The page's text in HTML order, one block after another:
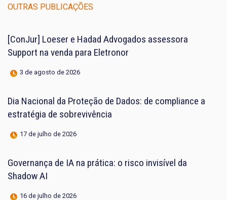
OUTRAS PUBLICAÇÕES
[ConJur] Loeser e Hadad Advogados assessora
Support na venda para Eletronor
3 de agosto de 2026
Dia Nacional da Proteção de Dados: de compliance a
estratégia de sobrevivência
17 de julho de 2026
Governança de IA na prática: o risco invisível da
Shadow AI
16 de julho de 2026